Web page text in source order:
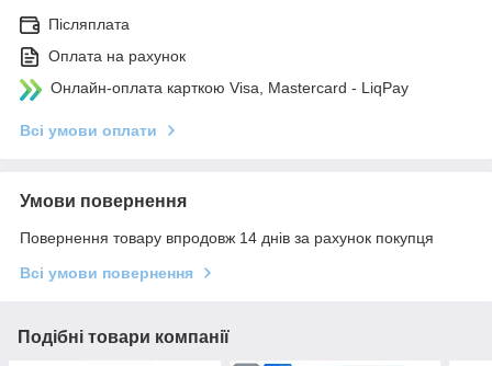
Післяплата
Оплата на рахунок
Онлайн-оплата карткою Visa, Mastercard - LiqPay
Всі умови оплати
Умови повернення
Повернення товару впродовж 14 днів за рахунок покупця
Всі умови повернення
Подібні товари компанії